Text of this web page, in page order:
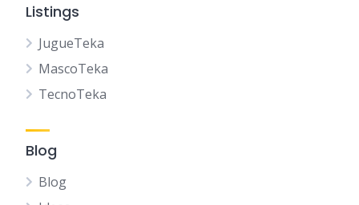
Listings
JugueTeka
MascoTeka
TecnoTeka
Blog
Blog